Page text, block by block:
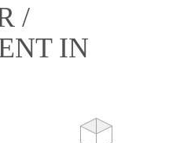
/
IN